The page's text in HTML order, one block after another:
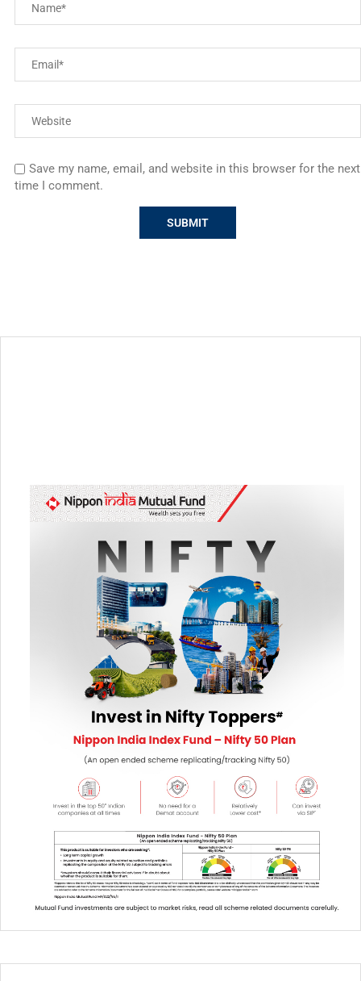
Save my name, email, and website in this browser for the next
time I comment.